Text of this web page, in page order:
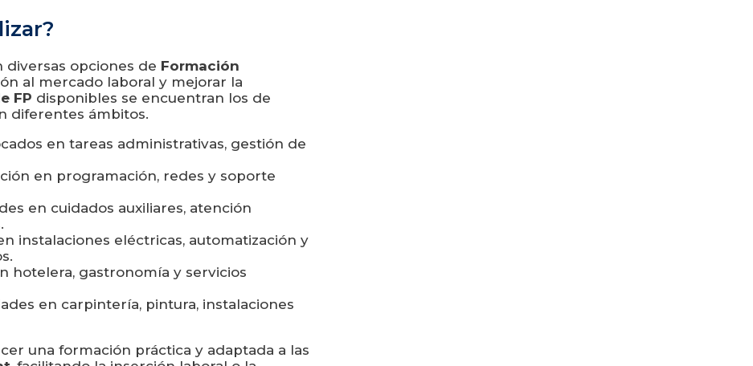
diversas opciones de Formación
al mercado laboral y mejorar la
FP disponibles se encuentran los de
diferentes ámbitos.
en tareas administrativas, gestión de
en programación, redes y soporte
en cuidados auxiliares, atención
instalaciones eléctricas, automatización y
hotelera, gastronomía y servicios
en carpintería, pintura, instalaciones
una formación práctica y adaptada a las